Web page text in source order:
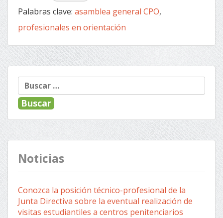
Palabras clave: asamblea general CPO,
profesionales en orientación
Navegación
de
entradas
Buscar:
Noticias
Conozca la posición técnico-profesional de la
Junta Directiva sobre la eventual realización de
visitas estudiantiles a centros penitenciarios